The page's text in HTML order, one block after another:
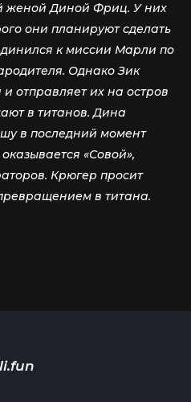
женой Диной Фриц. У них
они планируют сделать
к миссии Марли по
Однако Зик
отправляет их на остров
в титанов. Дина
в последний момент
«Совой»,
Крюгер просит
в титана.